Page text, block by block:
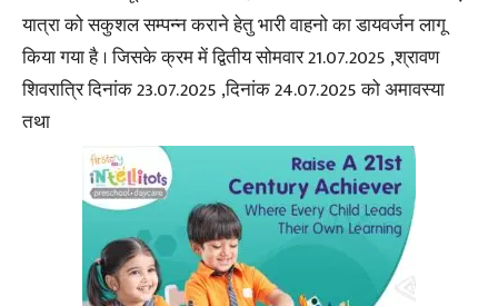
यात्रा को सकुशल सम्पन्न कराने हेतु भारी वाहनो का डायवर्जन लागू
किया गया है । जिसके क्रम में द्वितीय सोमवार 21.07.2025 ,श्रावण
शिवरात्रि दिनांक 23.07.2025 ,दिनांक 24.07.2025 को अमावस्या
तथा